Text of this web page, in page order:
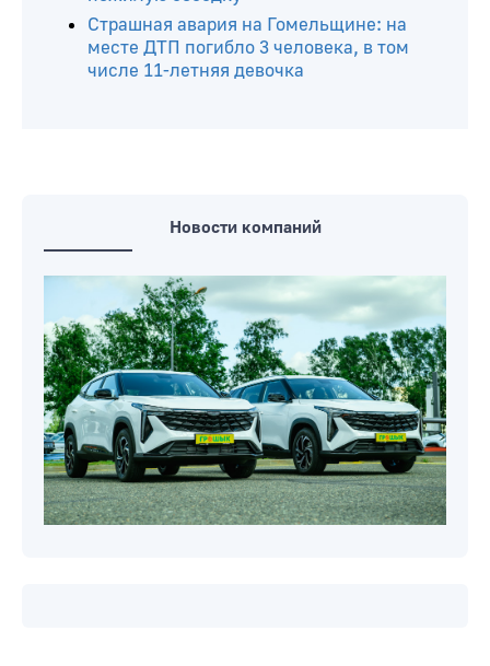
Страшная авария на Гомельщине: на
месте ДТП погибло 3 человека, в том
числе 11-летняя девочка
Новости компаний